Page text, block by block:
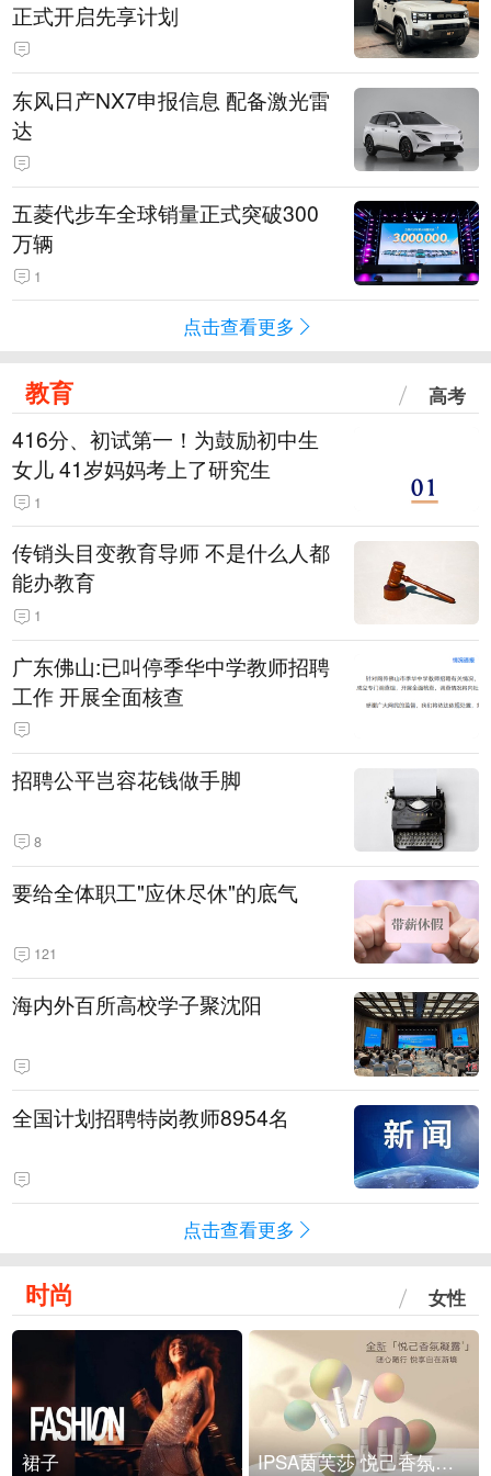
正式开启先享计划
东风日产NX7申报信息 配备激光雷
达
五菱代步车全球销量正式突破300
万辆
1
点击查看更多
教育 高考
416分、初试第一！为鼓励初中生
女儿 41岁妈妈考上了研究生
1
传销头目变教育导师 不是什么人都
能办教育
1
广东佛山:已叫停季华中学教师招聘
工作 开展全面核查
招聘公平岂容花钱做手脚
8
要给全体职工"应休尽休"的底气
121
海内外百所高校学子聚沈阳
全国计划招聘特岗教师8954名
点击查看更多
时尚 女性
裙子 IPSA茵芙莎 悦己香氛凝露上市